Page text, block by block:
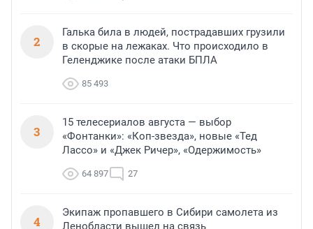
2
Галька била в людей, пострадавших грузили
в скорые на лежаках. Что происходило в
Геленджике после атаки БПЛА
85 493
3
15 телесериалов августа — выбор
«Фонтанки»: «Коп-звезда», новые «Тед
Лассо» и «Джек Ричер», «Одержимость»
64 897 27
4
Экипаж пропавшего в Сибири самолета из
Ленобласти вышел на связь